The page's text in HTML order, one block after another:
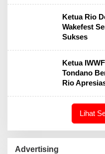
Ketua Rio
Wakefest
Sukses
Ketua
Tondano
Rio
Lihat
Advertising